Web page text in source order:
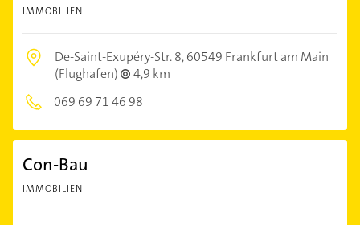
IMMOBILIEN
De-Saint-Exupéry-Str. 8,60549 Frankfurt am Main
(Flughafen)
4,9 km
069 69 71 46 98
Con-Bau
IMMOBILIEN